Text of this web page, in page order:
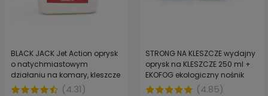
BLACK JACK Jet Action oprysk
o natychmiastowym
działaniu na komary, kleszcze
i pająki 4 l made in USA
(4.31)
STRONG NA KLESZCZE wydajny
oprysk na KLESZCZE 250 ml +
EKOFOG ekologiczny nośnik
250 ml
(4.85)